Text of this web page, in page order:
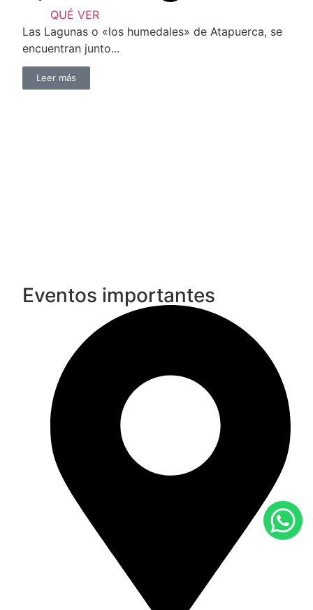
QUÉ VER
Las Lagunas o «los humedales» de Atapuerca, se
encuentran junto...
Leer más
Eventos importantes